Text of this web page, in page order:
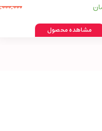
مشاهده محصول